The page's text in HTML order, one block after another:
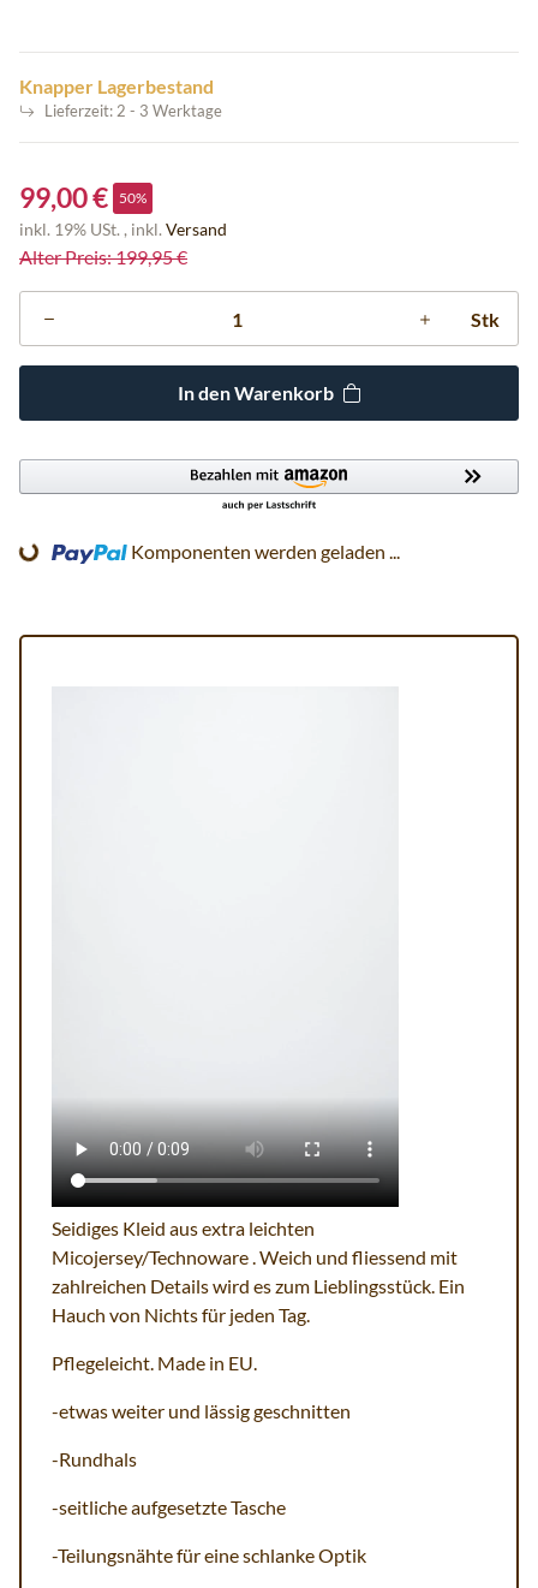
Knapper Lagerbestand
Lieferzeit: 2 - 3 Werktage
99,00 € 50%
inkl. 19% USt. , inkl. Versand
Alter Preis: 199,95 €
Stk
In den Warenkorb
Loading... Komponenten werden geladen ...
Seidiges Kleid aus extra leichten
Micojersey/Technoware . Weich und fliessend mit
zahlreichen Details wird es zum Lieblingsstück. Ein
Hauch von Nichts für jeden Tag.
Pflegeleicht. Made in EU.
-etwas weiter und lässig geschnitten
-Rundhals
-seitliche aufgesetzte Tasche
-Teilungsnähte für eine schlanke Optik